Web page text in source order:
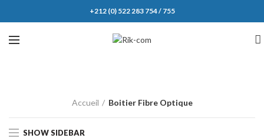
+212 (0) 522 283 754 / 755
Accueil Boitier Fibre Optique
SHOW SIDEBAR